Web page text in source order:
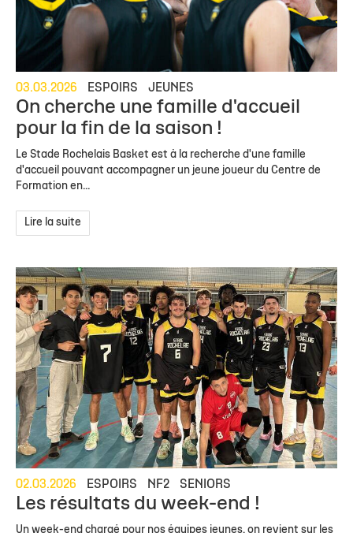
03.03.2026 ESPOIRS JEUNES
On cherche une famille d'accueil
pour la fin de la saison !
Le Stade Rochelais Basket est à la recherche d'une famille
d'accueil pouvant accompagner un jeune joueur du Centre de
Formation en...
Lire la suite
02.03.2026 ESPOIRS NF2 SENIORS
Les résultats du week-end !
Un week-end chargé pour nos équipes jeunes, on revient sur les